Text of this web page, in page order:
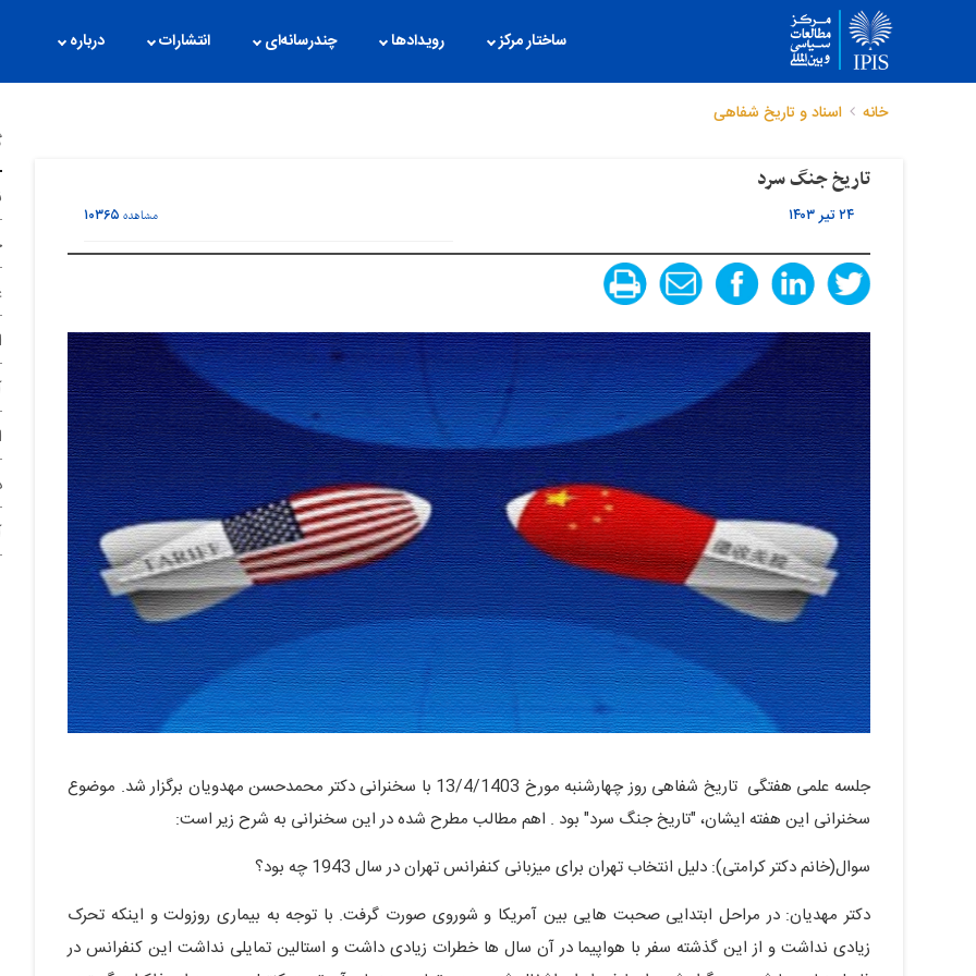
ساختار مرکز رویدادها چندرسانه‌ای انتشارات درباره
خانه اسناد و تاریخ شفاهی
تاریخ جنگ سرد
۲۴ تیر ۱۴۰۳ مشاهده ۱۰۳۶۵
جلسه علمی هفتگی تاریخ شفاهی روز چهارشنبه مورخ 13/4/1403 با سخنرانی دکتر محمدحسن مهدویان برگزار شد. موضوع
سخنرانی این هفته ایشان، "تاریخ جنگ سرد" بود . اهم مطالب مطرح شده در این سخنرانی به شرح زیر است:
سوال(خانم دکتر کرامتی): دلیل انتخاب تهران برای میزبانی کنفرانس تهران در سال 1943 چه بود؟
دکتر مهدیان: در مراحل ابتدایی صحبت هایی بین آمریکا و شوروی صورت گرفت. با توجه به بیماری روزولت و اینکه تحرک
زیادی نداشت و از این گذشته سفر با هواپیما در آن سال ها خطرات زیادی داشت و استالین تمایلی نداشت این کنفرانس در